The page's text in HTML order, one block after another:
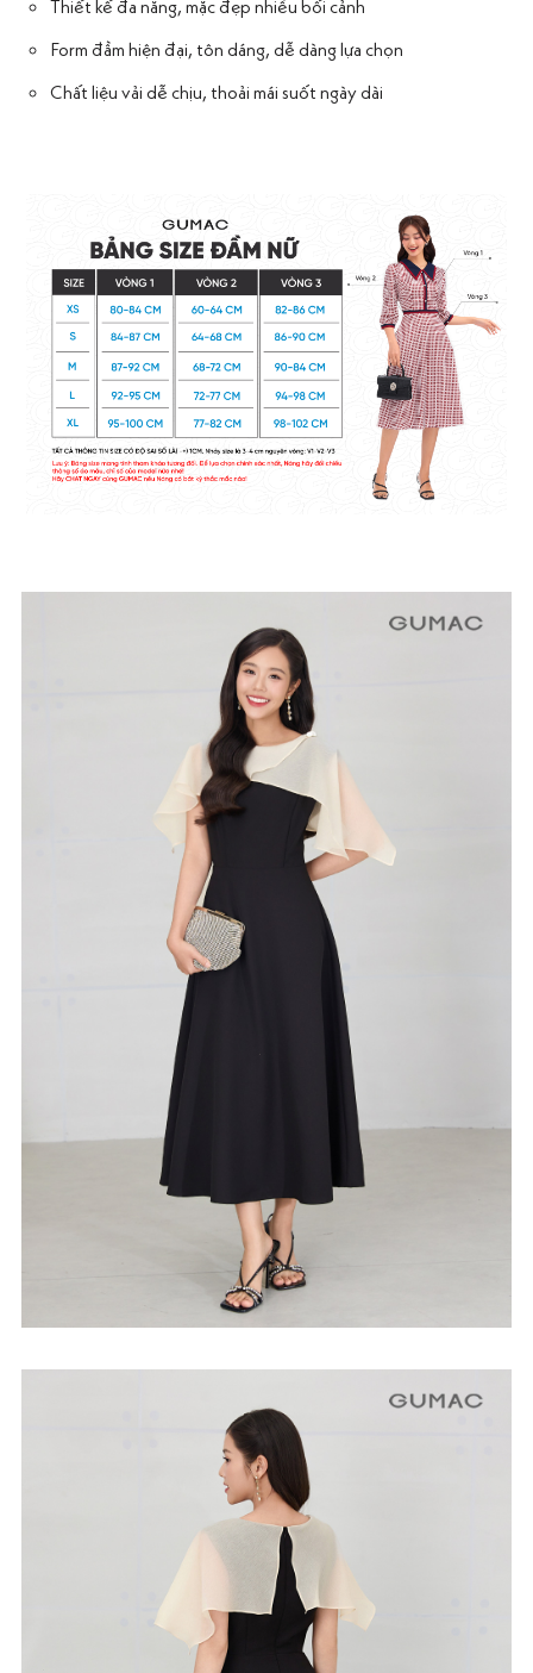
Thiết kế đa năng, mặc đẹp nhiều bối cảnh
Form đầm hiện đại, tôn dáng, dễ dàng lựa chọn
Chất liệu vải dễ chịu, thoải mái suốt ngày dài